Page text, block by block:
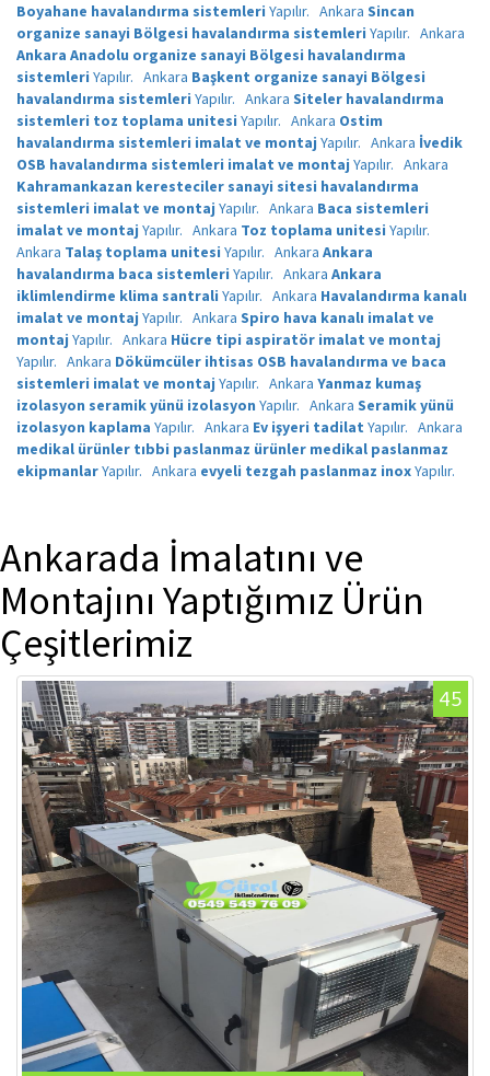
Boyahane havalandırma sistemleri Yapılır. Ankara Sincan
organize sanayi Bölgesi havalandırma sistemleri Yapılır. Ankara
Ankara Anadolu organize sanayi Bölgesi havalandırma
sistemleri Yapılır. Ankara Başkent organize sanayi Bölgesi
havalandırma sistemleri Yapılır. Ankara Siteler havalandırma
sistemleri toz toplama unitesi Yapılır. Ankara Ostim
havalandırma sistemleri imalat ve montaj Yapılır. Ankara İvedik
OSB havalandırma sistemleri imalat ve montaj Yapılır. Ankara
Kahramankazan keresteciler sanayi sitesi havalandırma
sistemleri imalat ve montaj Yapılır. Ankara Baca sistemleri
imalat ve montaj Yapılır. Ankara Toz toplama unitesi Yapılır.
Ankara Talaş toplama unitesi Yapılır. Ankara Ankara
havalandırma baca sistemleri Yapılır. Ankara Ankara
iklimlendirme klima santrali Yapılır. Ankara Havalandırma kanalı
imalat ve montaj Yapılır. Ankara Spiro hava kanalı imalat ve
montaj Yapılır. Ankara Hücre tipi aspiratör imalat ve montaj
Yapılır. Ankara Dökümcüler ihtisas OSB havalandırma ve baca
sistemleri imalat ve montaj Yapılır. Ankara Yanmaz kumaş
izolasyon seramik yünü izolasyon Yapılır. Ankara Seramik yünü
izolasyon kaplama Yapılır. Ankara Ev işyeri tadilat Yapılır. Ankara
medikal ürünler tıbbi paslanmaz ürünler medikal paslanmaz
ekipmanlarYapılır. Ankara evyeli tezgah paslanmaz inoxYapılır.
Ankarada İmalatını ve
Montajını Yaptığımız Ürün
Çeşitlerimiz
45